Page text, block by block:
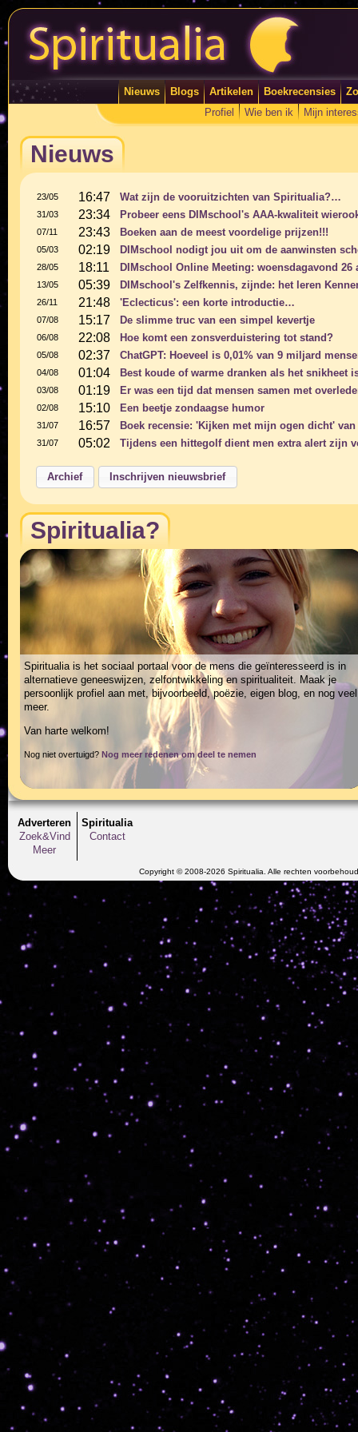
Nieuws Blogs Artikelen Boekrecensies
Profiel
Wie ben ik Mijn
Nieuws
23/05 16:47 Wat zijn de vooruitzichten van Spiritualia?…
31/03 23:34 Probeer eens DIMschool's AAA-kwaliteit
07/11 23:43 Boeken aan de meest voordelige prijzen!!!
05/03 02:19 DIMschool nodigt jou uit om de aanwinsten
28/05 18:11 DIMschool Online Meeting: woensdagavond
13/05 05:39 DIMschool's Zelfkennis, zijnde: het leren
26/11 21:48 'Eclecticus': een korte introductie…
07/08 15:17 De slimme truc van een simpel kevertje
06/08 22:08 Hoe komt een zonsverduistering tot stand?
05/08 02:37 ChatGPT: Hoeveel is 0,01% van 9 miljard
04/08 01:04 Best koude of warme dranken als het snikheet
03/08 01:19 Er was een tijd dat mensen samen met
02/08 15:10 Een beetje zondaagse humor
31/07 16:57 Boek recensie: 'Kijken met mijn ogen dicht'
31/07 05:02 Tijdens een hittegolf dient men extra alert zijn
Spiritualia?
Spiritualia is het sociaal portaal voor de mens die geïnteresseerd is in
alternatieve geneeswijzen, zelfontwikkeling en spiritualiteit. Maak je
persoonlijk profiel aan met, bijvoorbeeld, poëzie, eigen blog, en nog veel
meer.
Van harte welkom!
Nog niet overtuigd? Nog meer redenen om deel te nemen
Adverteren
Zoek&Vind
Meer
Spiritualia
Contact
Copyright © 2008-2026 Spiritualia. Alle rechten